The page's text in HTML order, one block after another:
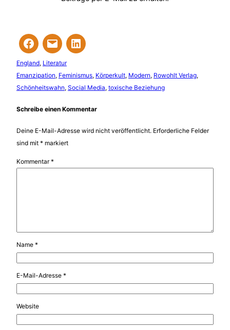
England, Literatur
Emanzipation, Feminismus, Körperkult, Modern, Rowohlt Verlag
Schönheitswahn, Social Media, toxische Beziehung
Schreibe einen Kommentar
Deine E-Mail-Adresse wird nicht veröffentlicht. Erforderliche Felder
sind mit * markiert
Kommentar*
Name *
E-Mail-Adresse *
Website